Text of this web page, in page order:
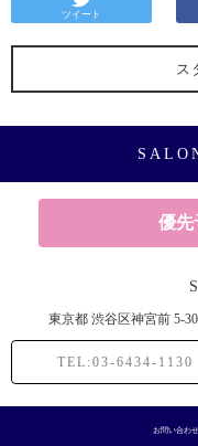
ツイート
ス
優先
東京都 渋谷区神宮前 5-
TEL:03-6434-1130
お問い合わせ